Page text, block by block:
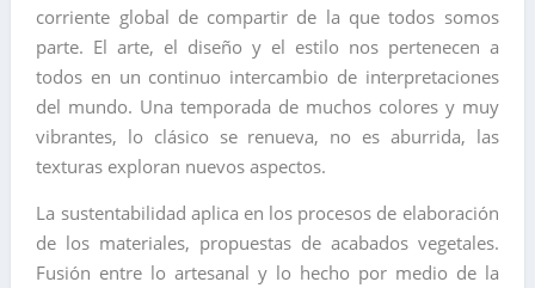
corriente global de compartir de la que todos somos
parte. El arte, el diseño y el estilo nos pertenecen a
todos en un continuo intercambio de interpretaciones
del mundo. Una temporada de muchos colores y muy
vibrantes, lo clásico se renueva, no es aburrida, las
texturas exploran nuevos aspectos.
La sustentabilidad aplica en los procesos de elaboración
de los materiales, propuestas de acabados vegetales.
Fusión entre lo artesanal y lo hecho por medio de la